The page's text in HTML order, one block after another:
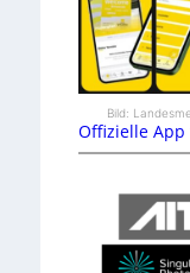
Bild:
Offizielle